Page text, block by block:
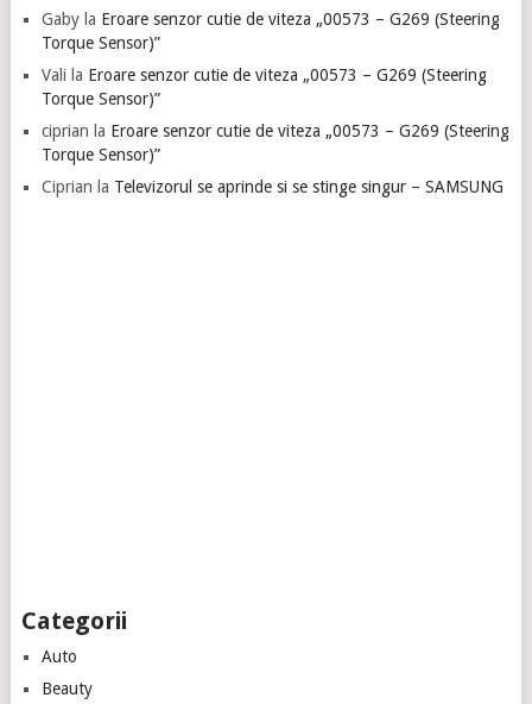
Gabyla Eroare senzor cutie de viteza „00573 – G269 (Steering
Torque Sensor)”
Vali la Eroare senzor cutie de viteza „00573 – G269 (Steering
Torque Sensor)”
ciprian la Eroare senzor cutie de viteza „00573 – G269 (Steering
Torque Sensor)”
Ciprian la Televizorul se aprinde si se stinge singur – SAMSUNG
Categorii
Auto
Beauty